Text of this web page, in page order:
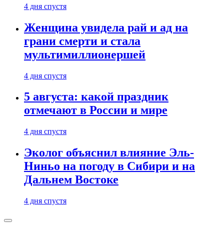
4 дня спустя
Женщина увидела рай и ад на
грани смерти и стала
мультимиллионершей
4 дня спустя
5 августа: какой праздник
отмечают в России и мире
4 дня спустя
Эколог объяснил влияние Эль-
Ниньо на погоду в Сибири и на
Дальнем Востоке
4 дня спустя